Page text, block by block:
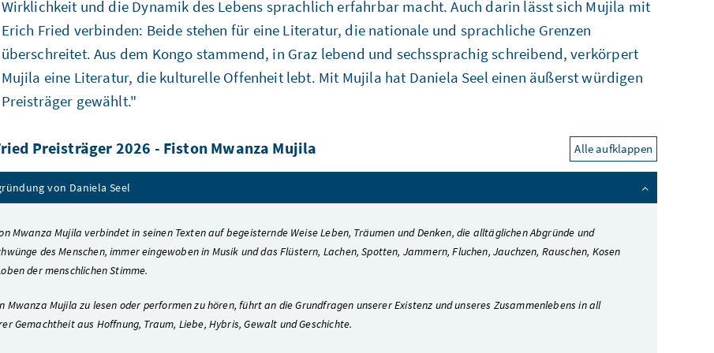
Wirklichkeit und die Dynamik des Lebens sprachlich erfahrbar macht. Auch darin lässt sich Mujila mit
Erich Fried verbinden: Beide stehen für eine Literatur, die nationale und sprachliche Grenzen
überschreitet. Aus dem Kongo stammend, in Graz lebend und sechssprachig schreibend, verkörpert
Mujila eine Literatur, die kulturelle Offenheit lebt. Mit Mujila hat Daniela Seel einen äußerst würdigen
Preisträger gewählt."
Preisträger 2026 - Fiston Mwanza Mujila Alle aufklappen
von Daniela Seel
Mwanza Mujila verbindet in seinen Texten auf begeisternde Weise Leben, Träumen und Denken, die alltäglichen Abgründe und
des Menschen, immer eingewoben in Musik und das Flüstern, Lachen, Spotten, Jammern, Fluchen, Jauchzen, Rauschen, Kosen
der menschlichen Stimme.
Mwanza Mujila zu lesen oder performen zu hören, führt an die Grundfragen unserer Existenz und unseres Zusammenlebens in all
Gemachtheit aus Hoffnung, Traum, Liebe, Hybris, Gewalt und Geschichte.